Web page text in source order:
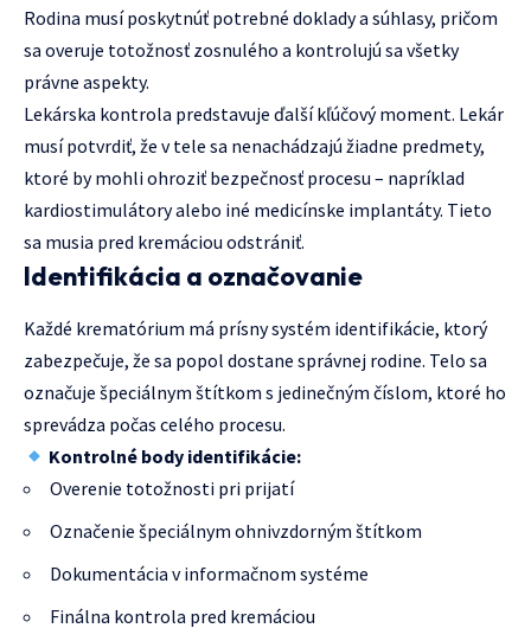
Rodina musí poskytnúť potrebné doklady a súhlasy, pričom
sa overuje totožnosť zosnulého a kontrolujú sa všetky
právne aspekty.
Lekárska kontrola predstavuje ďalší kľúčový moment. Lekár
musí potvrdiť, že v tele sa nenachádzajú žiadne predmety,
ktoré by mohli ohroziť bezpečnosť procesu – napríklad
kardiostimulátory alebo iné medicínske implantáty. Tieto
sa musia pred kremáciou odstrániť.
Identifikácia a označovanie
Každé krematórium má prísny systém identifikácie, ktorý
zabezpečuje, že sa popol dostane správnej rodine. Telo sa
označuje špeciálnym štítkom s jedinečným číslom, ktoré ho
sprevádza počas celého procesu.
Kontrolné body identifikácie:
Overenie totožnosti pri prijatí
Označenie špeciálnym ohnivzdorným štítkom
Dokumentácia v informačnom systéme
Finálna kontrola pred kremáciou